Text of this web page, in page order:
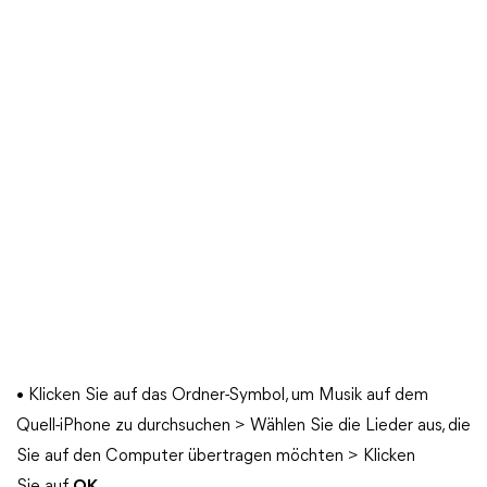
• Klicken Sie auf das Ordner-Symbol, um Musik auf dem
Quell-iPhone zu durchsuchen > Wählen Sie die Lieder aus, die
Sie auf den Computer übertragen möchten > Klicken